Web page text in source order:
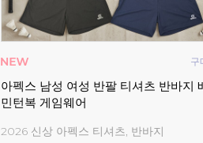
구
아펙스 남성 여성 반팔 티셔츠 반바지
민턴복 게임웨어
2026 신상 아펙스 티셔츠, 반바지